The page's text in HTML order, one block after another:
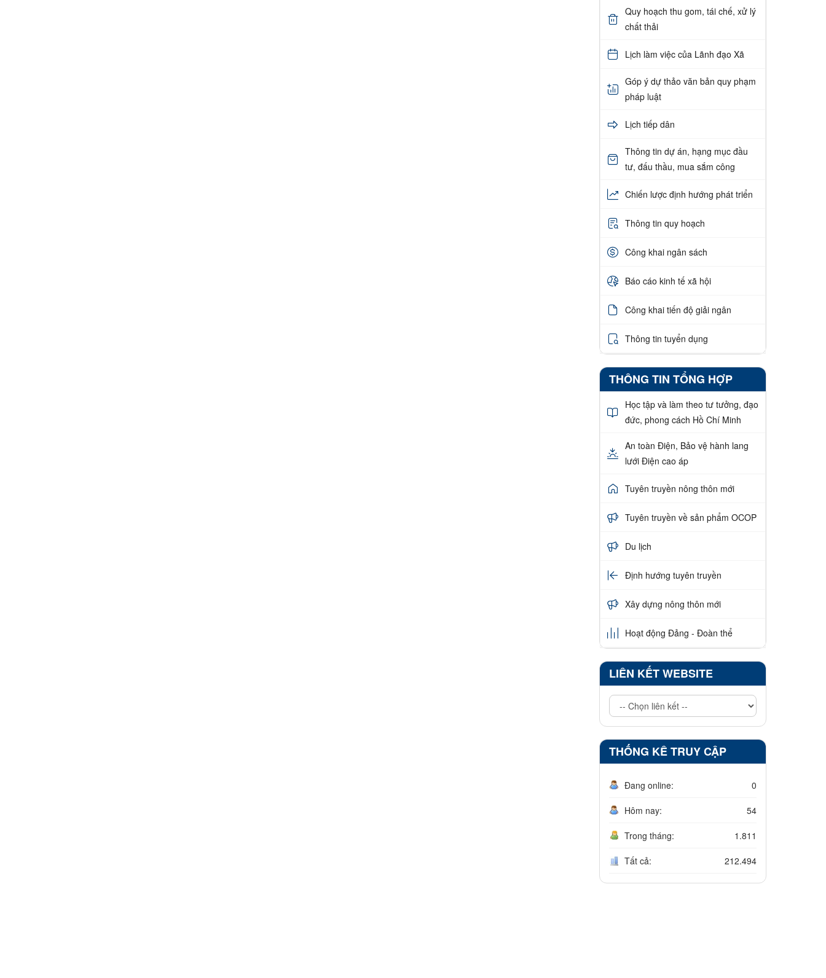
Quy hoạch thu gom, tái chế, xử lý
chất thải
Lịch làm việc của Lãnh đạo Xã
Góp ý dự thảo văn bản quy phạm
pháp luật
Lịch tiếp dân
Thông tin dự án, hạng mục đầu
tư, đấu thầu, mua sắm công
Chiến lược định hướng phát triển
Thông tin quy hoạch
Công khai ngân sách
Báo cáo kinh tế xã hội
Công khai tiến độ giải ngân
Thông tin tuyển dụng
THÔNG TIN TỔNG HỢP
Học tập và làm theo tư tưởng, đạo
đức, phong cách Hồ Chí Minh
An toàn Điện, Bảo vệ hành lang
lưới Điện cao áp
Tuyên truyền nông thôn mới
Tuyên truyền về sản phẩm OCOP
Du lịch
Định hướng tuyên truyền
Xây dựng nông thôn mới
Hoạt động Đảng - Đoàn thể
LIÊN KẾT WEBSITE
THỐNG KÊ TRUY CẬP
Đang online: 0
Hôm nay: 54
Trong tháng: 1.811
Tất cả: 212.494